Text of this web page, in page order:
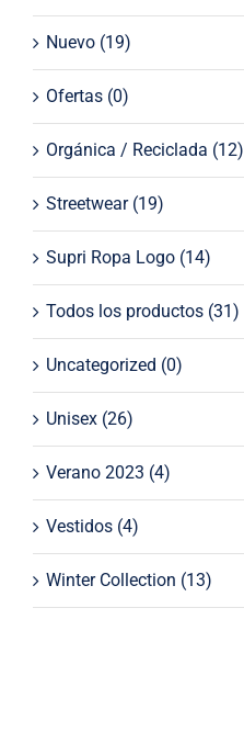
Nuevo (19)
Ofertas (0)
Orgánica / Reciclada (12)
Streetwear (19)
Supri Ropa Logo (14)
Todos los productos (31)
Uncategorized (0)
Unisex (26)
Verano 2023 (4)
Vestidos (4)
Winter Collection (13)